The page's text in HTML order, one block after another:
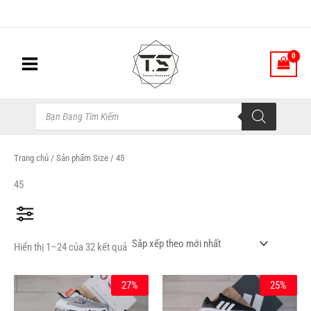
tới
Tìm
kiếm
sản
phẩm
Trang chủ / Sản phẩm Size / 45
45
Khoảng Giá
Hiển thị 1–24 của 32 kết quả
mới
nhất
27%
gốc
là:
Giá
hiện
tại
25%
Giá
gốc
là:
Giá
hiện
tại
Sản